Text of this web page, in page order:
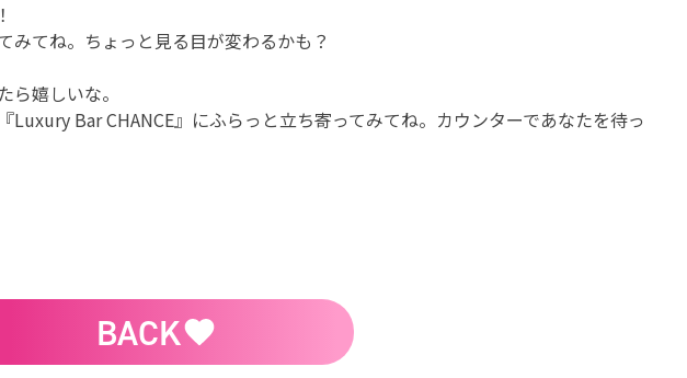
てね。ちょっと見る目が変わるかも？
嬉しいな。
Bar CHANCE』にふらっと立ち寄ってみてね。カウンターであなたを待っ
BACK